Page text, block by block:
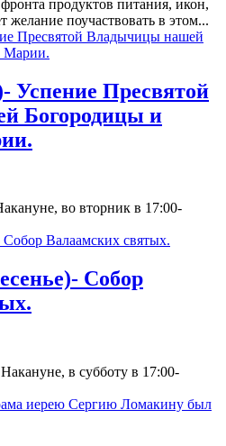
продуктов питания, икон,
желание поучаствовать в этом...
Успение Пресвятой
Богородицы и
во вторник в 17:00-
Собор
в субботу в 17:00-